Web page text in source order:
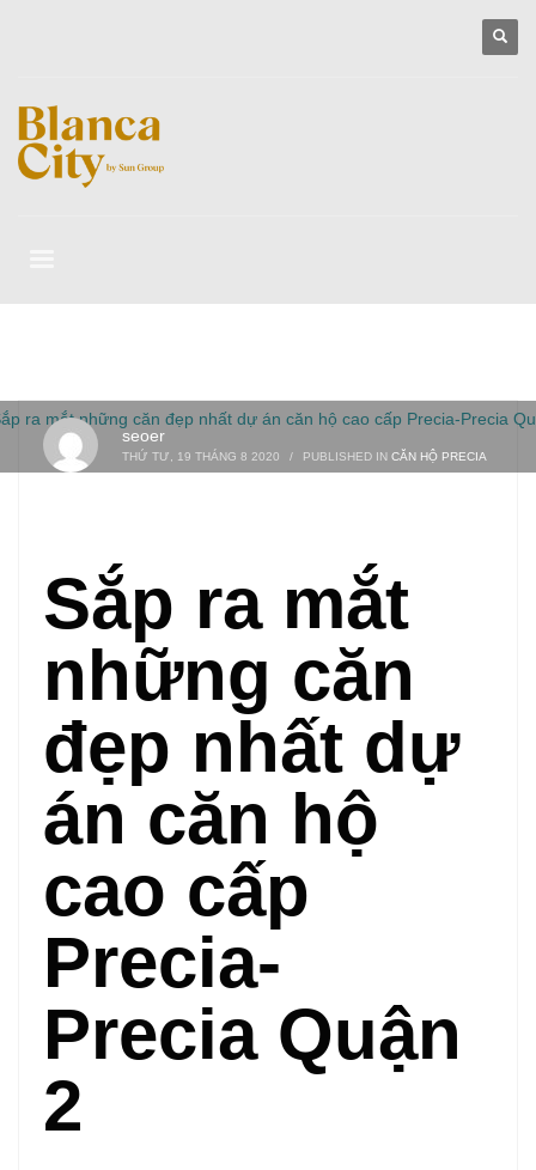
seoer
THỨ TƯ, 19 THÁNG 8 2020 / PUBLISHED IN CĂN HỘ PRECIA
Sắp ra mắt
những căn
đẹp nhất dự
án căn hộ
cao cấp
Precia-
Precia Quận
2